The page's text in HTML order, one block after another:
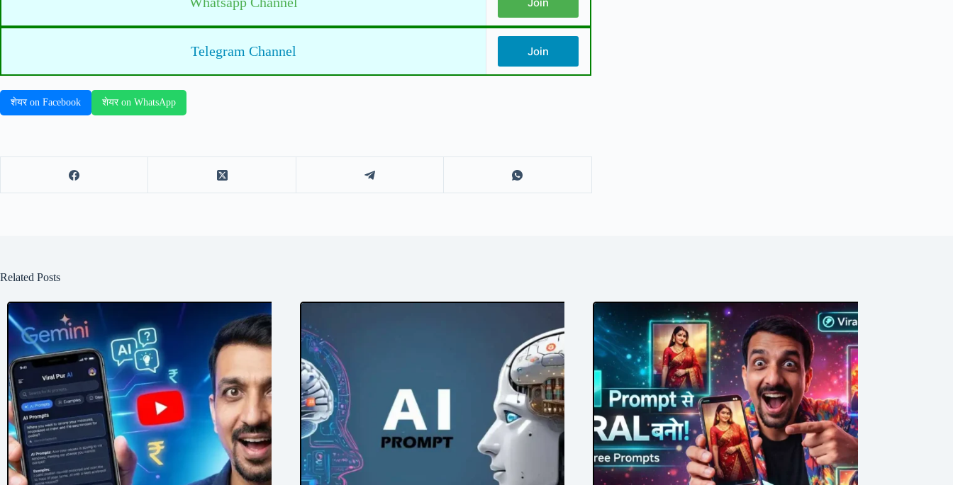
Telegram Channel Join
शेयर on Facebook शेयर on WhatsApp
Related Posts